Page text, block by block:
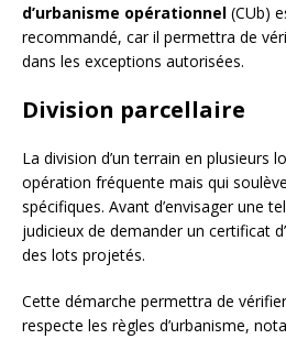
d’urbanisme opérationnel (CUb)
recommandé, car il permettra de
dans les exceptions autorisées.
Division parcellaire
La division d’un terrain en plusieurs
opération fréquente mais qui
spécifiques. Avant d’envisager une
judicieux de demander un certificat
des lots projetés.
Cette démarche permettra de
respecte les règles d’urbanisme,